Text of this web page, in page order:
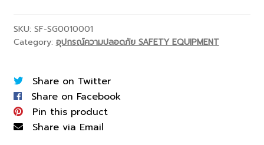
SKU: SF-SG0010001
Category: อุปกรณ์ความปลอดภัย SAFETY EQUIPMENT
Share on Twitter
Share on Facebook
Pin this product
Share via Email